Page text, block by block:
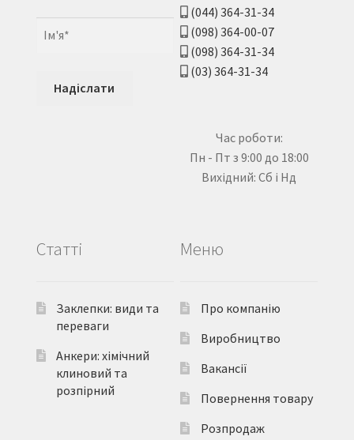
(044) 364-31-34
(098) 364-00-07
(098) 364-31-34
(03) 364-31-34
Час роботи:
Пн - Пт з 9:00 до 18:00
Вихідний: Сб і Нд
Статті
Заклепки: види та
переваги
Анкери: хімічний
клиновий та
розпірний
Меню
Про компанію
Виробництво
Вакансії
Повернення товару
Розпродаж